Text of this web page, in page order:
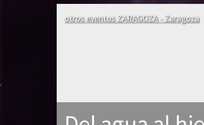
otros eventos ZARAGOZA - Zaragoza